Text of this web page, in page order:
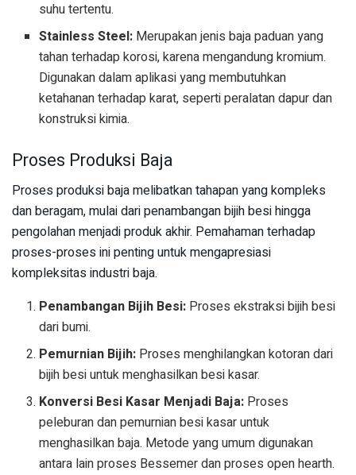
suhu tertentu.
Stainless Steel: Merupakan jenis baja paduan yang
tahan terhadap korosi, karena mengandung kromium.
Digunakan dalam aplikasi yang membutuhkan
ketahanan terhadap karat, seperti peralatan dapur dan
konstruksi kimia.
Proses Produksi Baja
Proses produksi baja melibatkan tahapan yang kompleks
dan beragam, mulai dari penambangan bijih besi hingga
pengolahan menjadi produk akhir. Pemahaman terhadap
proses-proses ini penting untuk mengapresiasi
kompleksitas industri baja.
Penambangan Bijih Besi: Proses ekstraksi bijih besi
dari bumi.
Pemurnian Bijih: Proses menghilangkan kotoran dari
bijih besi untuk menghasilkan besi kasar.
Konversi Besi Kasar Menjadi Baja: Proses
peleburan dan pemurnian besi kasar untuk
menghasilkan baja. Metode yang umum digunakan
antara lain proses Bessemer dan proses open hearth.